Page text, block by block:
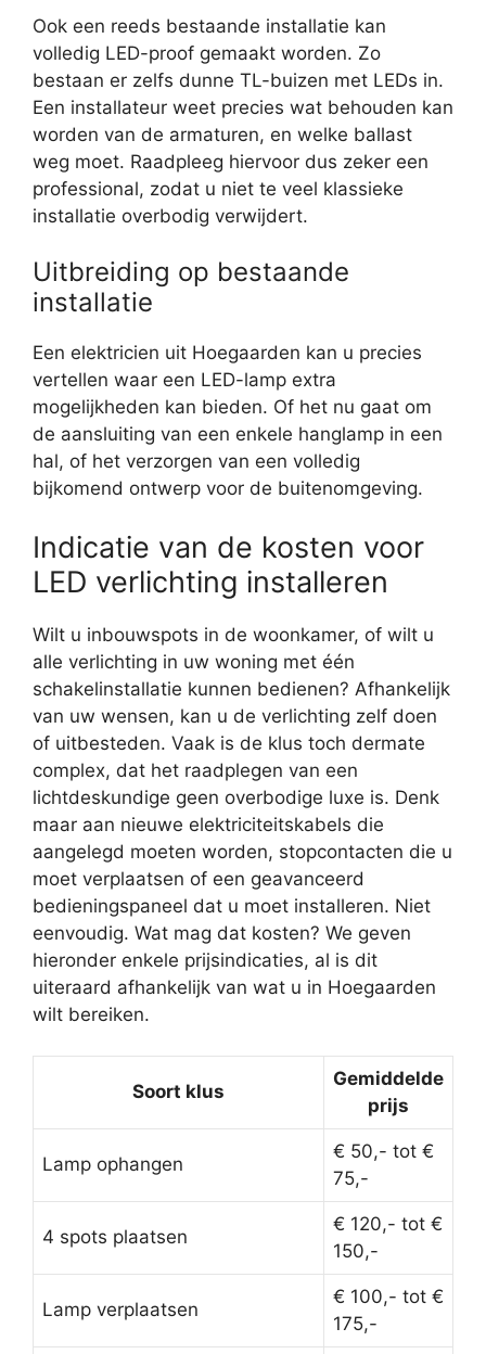
Ook een reeds bestaande installatie kan
volledig LED-proof gemaakt worden. Zo
bestaan er zelfs dunne TL-buizen met LEDs in.
Een installateur weet precies wat behouden kan
worden van de armaturen, en welke ballast
weg moet. Raadpleeg hiervoor dus zeker een
professional, zodat u niet te veel klassieke
installatie overbodig verwijdert.
Uitbreiding op bestaande
installatie
Een elektricien uit Hoegaarden kan u precies
vertellen waar een LED-lamp extra
mogelijkheden kan bieden. Of het nu gaat om
de aansluiting van een enkele hanglamp in een
hal, of het verzorgen van een volledig
bijkomend ontwerp voor de buitenomgeving.
Indicatie van de kosten voor
LED verlichting installeren
Wilt u inbouwspots in de woonkamer, of wilt u
alle verlichting in uw woning met één
schakelinstallatie kunnen bedienen? Afhankelijk
van uw wensen, kan u de verlichting zelf doen
of uitbesteden. Vaak is de klus toch dermate
complex, dat het raadplegen van een
lichtdeskundige geen overbodige luxe is. Denk
maar aan nieuwe elektriciteitskabels die
aangelegd moeten worden, stopcontacten die u
moet verplaatsen of een geavanceerd
bedieningspaneel dat u moet installeren. Niet
eenvoudig. Wat mag dat kosten? We geven
hieronder enkele prijsindicaties, al is dit
uiteraard afhankelijk van wat u in Hoegaarden
wilt bereiken.
Soort klus
Gemiddelde
prijs
Lamp ophangen
€ 50,- tot €
75,-
4 spots plaatsen
€ 120,- tot €
150,-
Lamp verplaatsen
€ 100,- tot €
175,-